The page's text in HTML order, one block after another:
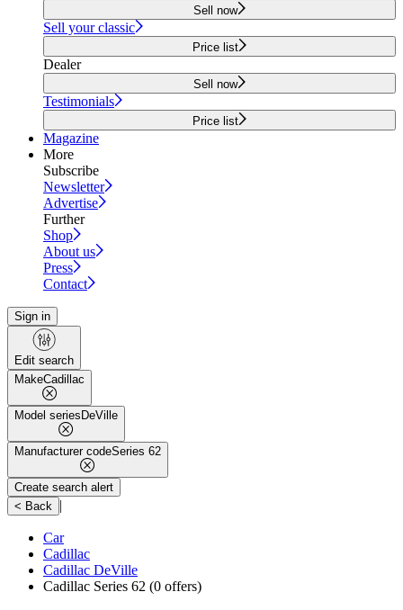
Sell now
Sell your classic
Price list
Dealer
Sell now
Testimonials
Price list
Magazine
More
Subscribe
Newsletter
Advertise
Further
Shop
About us
Press
Contact
Sign in
Edit search
MakeCadillac
Model series DeVille
Manufacturer codeSeries 62
Create search alert
< Back |
Car
Cadillac
Cadillac DeVille
Cadillac Series 62 (0 offers)